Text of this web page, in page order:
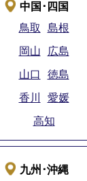
中国･四国
鳥取
島根
岡山
広島
山口
徳島
香川
愛媛
高知
九州･沖縄